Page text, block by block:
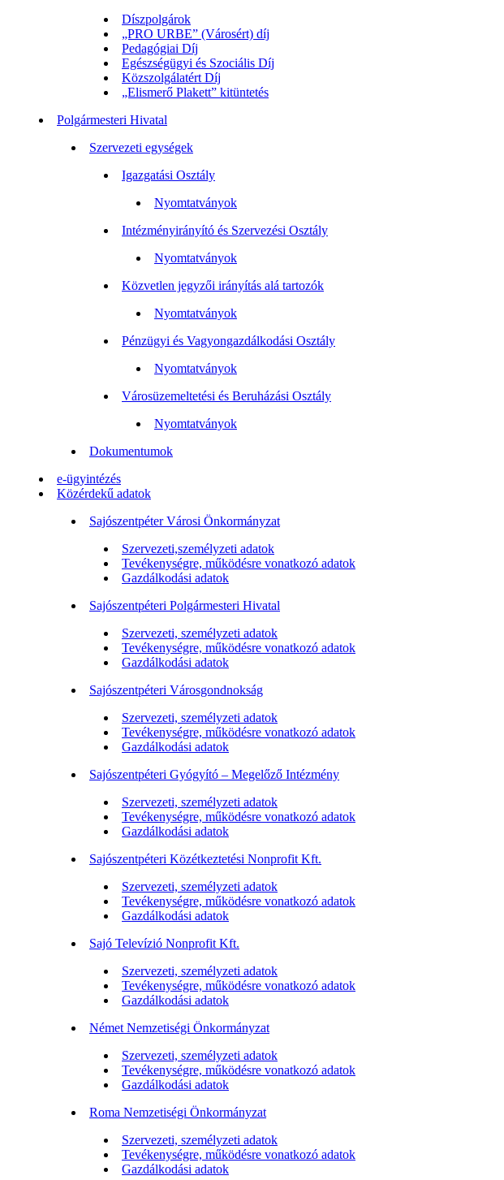
Díszpolgárok
„PRO URBE” (Városért) díj
Pedagógiai Díj
Egészségügyi és Szociális Díj
Közszolgálatért Díj
„Elismerő Plakett” kitüntetés
Polgármesteri Hivatal
Szervezeti egységek
Igazgatási Osztály
Nyomtatványok
Intézményirányító és Szervezési Osztály
Nyomtatványok
Közvetlen jegyzői irányítás alá tartozók
Nyomtatványok
Pénzügyi és Vagyongazdálkodási Osztály
Nyomtatványok
Városüzemeltetési és Beruházási Osztály
Nyomtatványok
Dokumentumok
e-ügyintézés
Közérdekű adatok
Sajószentpéter Városi Önkormányzat
Szervezeti,személyzeti adatok
Tevékenységre, működésre vonatkozó adatok
Gazdálkodási adatok
Sajószentpéteri Polgármesteri Hivatal
Szervezeti, személyzeti adatok
Tevékenységre, működésre vonatkozó adatok
Gazdálkodási adatok
Sajószentpéteri Városgondnokság
Szervezeti, személyzeti adatok
Tevékenységre, működésre vonatkozó adatok
Gazdálkodási adatok
Sajószentpéteri Gyógyító – Megelőző Intézmény
Szervezeti, személyzeti adatok
Tevékenységre, működésre vonatkozó adatok
Gazdálkodási adatok
Sajószentpéteri Közétkeztetési Nonprofit Kft.
Szervezeti, személyzeti adatok
Tevékenységre, működésre vonatkozó adatok
Gazdálkodási adatok
Sajó Televízió Nonprofit Kft.
Szervezeti, személyzeti adatok
Tevékenységre, működésre vonatkozó adatok
Gazdálkodási adatok
Német Nemzetiségi Önkormányzat
Szervezeti, személyzeti adatok
Tevékenységre, működésre vonatkozó adatok
Gazdálkodási adatok
Roma Nemzetiségi Önkormányzat
Szervezeti, személyzeti adatok
Tevékenységre, működésre vonatkozó adatok
Gazdálkodási adatok